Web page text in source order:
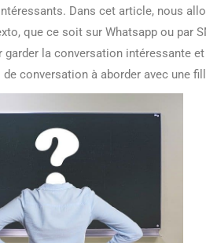
Dans cet article, nous
que ce soit sur Whatsapp ou par
la conversation intéressante
conversation à aborder avec une